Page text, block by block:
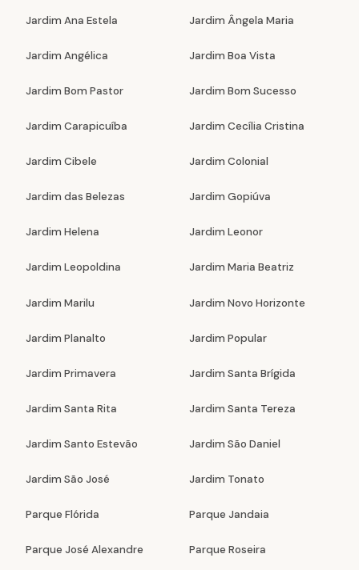
Jardim Ana Estela Jardim Ângela Maria
Jardim Angélica Jardim Boa Vista
Jardim Bom Pastor Jardim Bom Sucesso
Jardim Carapicuíba Jardim Cecília Cristina
Jardim Cibele Jardim Colonial
Jardim das Belezas Jardim Gopiúva
Jardim Helena Jardim Leonor
Jardim Leopoldina Jardim Maria Beatriz
Jardim Marilu Jardim Novo Horizonte
Jardim Planalto Jardim Popular
Jardim Primavera Jardim Santa Brígida
Jardim Santa Rita Jardim Santa Tereza
Jardim Santo Estevão Jardim São Daniel
Jardim São José Jardim Tonato
Parque Flórida Parque Jandaia
Parque José Alexandre Parque Roseira